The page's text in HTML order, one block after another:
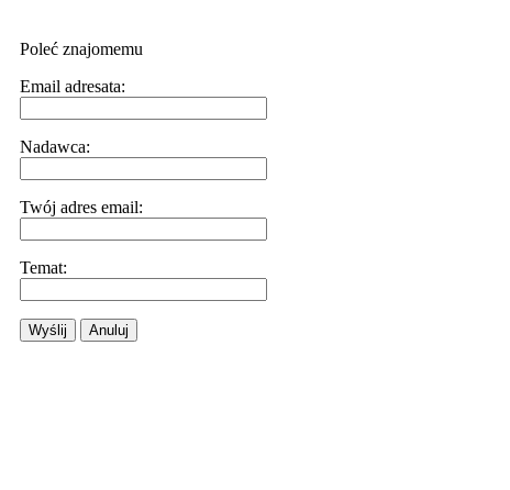
Poleć znajomemu
Email adresata:
Nadawca:
Twój adres email:
Temat:
Wyślij Anuluj